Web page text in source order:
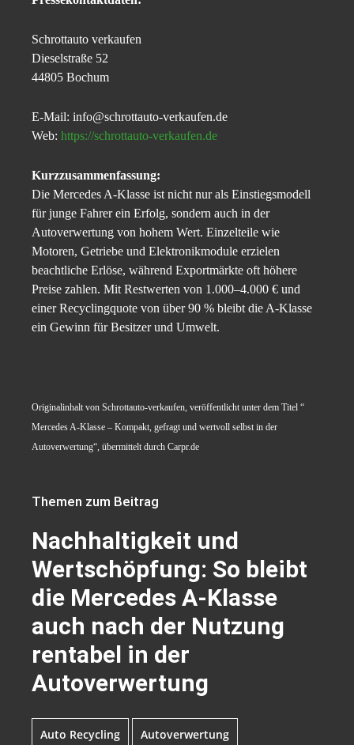
Schrottauto verkaufen
Dieselstraße 52
44805 Bochum
E-Mail: info@schrottauto-verkaufen.de
Web: https://schrottauto-verkaufen.de
Kurzzusammenfassung:
Die Mercedes A-Klasse ist nicht nur als Einstiegsmodell
für junge Fahrer ein Erfolg, sondern auch in der
Autoverwertung von hohem Wert. Einzelteile wie
Motoren, Getriebe und Elektronikmodule erzielen
beachtliche Erlöse, während Exportmärkte oft höhere
Preise zahlen. Mit Restwerten von 1.000–4.000 € und
einer Recyclingquote von über 90 % bleibt die A-Klasse
ein Gewinn für Besitzer und Umwelt.
Originalinhalt von Schrottauto-verkaufen, veröffentlicht unter dem Titel “
Mercedes A-Klasse – Kompakt, gefragt und wertvoll selbst in der
Autoverwertung“, übermittelt durch Carpr.de
Themen zum Beitrag
Nachhaltigkeit und
Wertschöpfung: So bleibt
die Mercedes A-Klasse
auch nach der Nutzung
rentabel in der
Autoverwertung
Auto Recycling Autoverwertung